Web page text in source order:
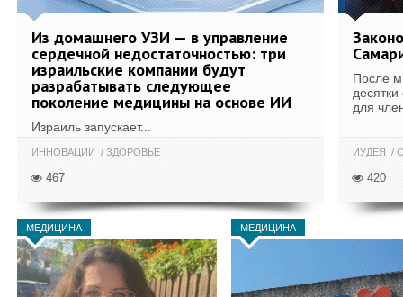
Из домашнего УЗИ — в управление
сердечной недостаточностью: три
израильские компании будут
разрабатывать следующее
поколение медицины на основе ИИ
Израиль запускает...
ИННОВАЦИИ ЗДОРОВЬЕ
467
После
для
ИУДЕЯ
420
МЕДИЦИНА МЕДИЦИНА